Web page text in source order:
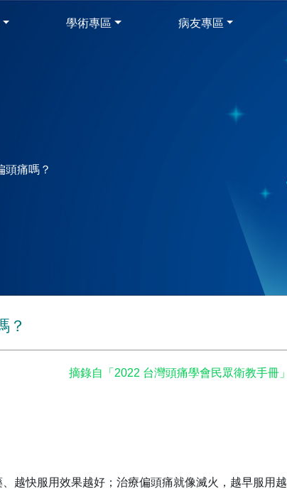
學術專區 病友專區
頭痛嗎？
？
摘錄自「2022 台灣頭痛學會民眾衛教手冊」
越快服用效果越好；治療偏頭痛就像滅火，越早服用越